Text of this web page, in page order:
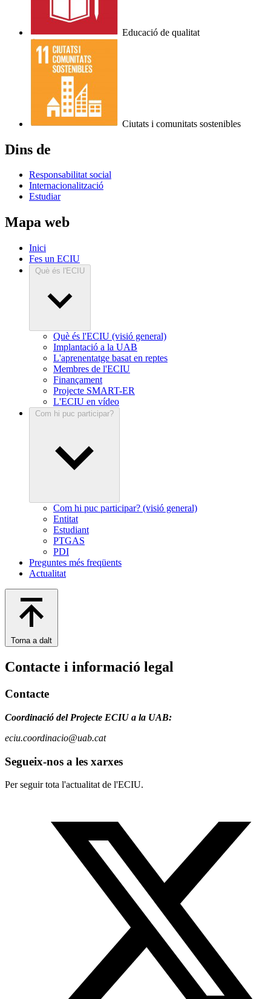
Educació de qualitat
Ciutats i comunitats sostenibles
Dins de
Responsabilitat social
Internacionalització
Estudiar
Mapa web
Inici
Fes un ECIU
Què és l'ECIU
Què és l'ECIU (visió general)
Implantació a la UAB
L'aprenentatge basat en reptes
Membres de l'ECIU
Finançament
Projecte SMART-ER
L'ECIU en vídeo
Com hi puc participar?
Com hi puc participar? (visió general)
Entitat
Estudiant
PTGAS
PDI
Preguntes més freqüents
Actualitat
Torna a dalt
Contacte i informació legal
Contacte
Coordinació del Projecte ECIU a la UAB:
eciu.coordinacio@uab.cat
Segueix-nos a les xarxes
Per seguir tota l'actualitat de l'ECIU.